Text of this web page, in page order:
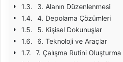
3. Alanın Düzenlenmesi
4. Depolama Çözümleri
5. Kişisel Dokunuşlar
6. Teknoloji ve Araçlar
7. Çalışma Rutini Oluşturma